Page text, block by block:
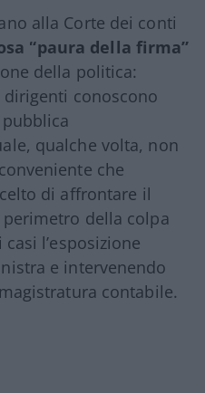
alla Corte dei conti
“paura della firma”
della politica:
conoscono
qualche volta, non
che
di affrontare il
della colpa
l’esposizione
e intervenendo
contabile.